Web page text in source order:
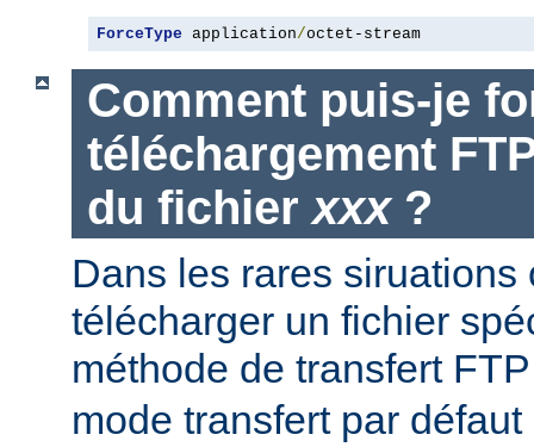
ForceType application/octet-stream
Comment puis-je
téléchargement
du fichier xxx?
Dans les rares siruations
télécharger un fichier
méthode de transfert
mode transfert par